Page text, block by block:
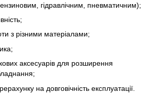
гідравлічним, пневматичним);
з різними матеріалами;
аксесуарів для розширення
на довговічність експлуатації.